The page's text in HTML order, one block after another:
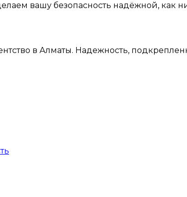
вашу безопасность надёжной, как
в Алматы. Надежность,